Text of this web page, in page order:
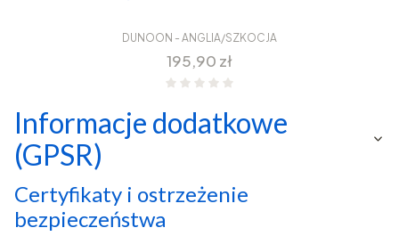
DUNOON - ANGLIA/SZKOCJA
Cena
195,90 zł
Informacje dodatkowe
(GPSR)
Certyfikaty i ostrzeżenie
bezpieczeństwa